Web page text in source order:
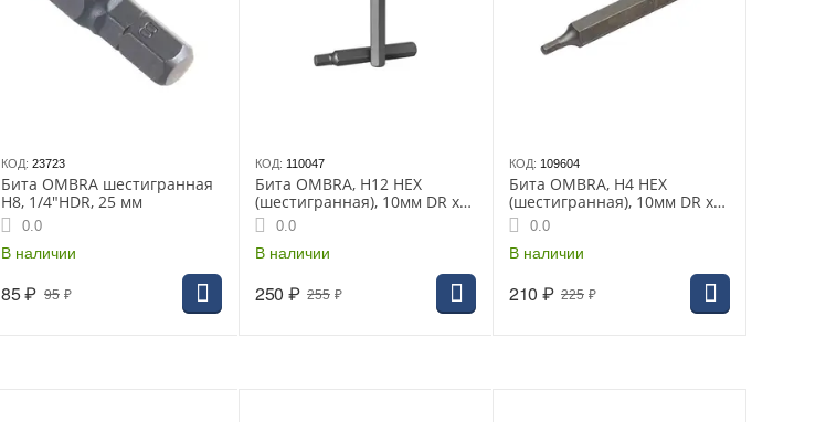
КОД: 23723
Бита OMBRA шестигранная
H8, 1/4"HDR, 25 мм
0.0
В наличии
95 ₽
85₽
КОД: 110047
Бита OMBRA, H12 HEX
(шестигранная), 10мм DR х
75мм, (571212)
0.0
В наличии
255 ₽
250 ₽
КОД: 109604
Бита OMBRA, H4 HEX
(шестигранная), 10мм DR х
75мм, (571204)
0.0
В наличии
225 ₽
210 ₽